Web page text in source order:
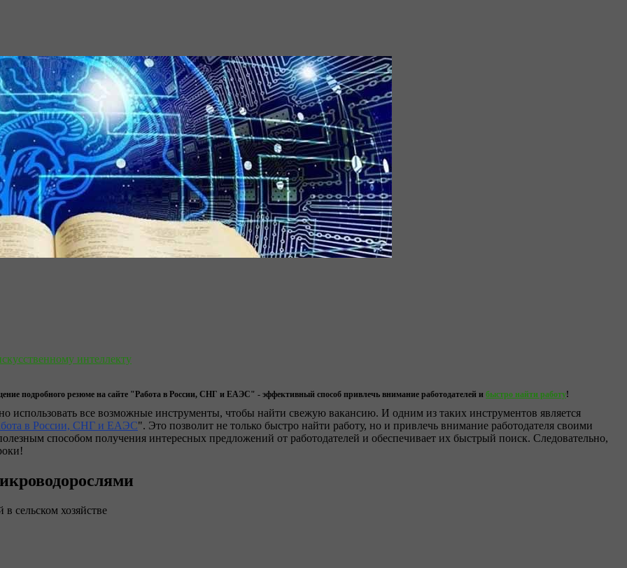
интеллекту
подробного резюме на сайте "Работа в России, СНГ и ЕАЭС" - эффективный способ привлечь внимание работодателей и быстро найти работу!
использовать все возможные инструменты, чтобы найти свежую вакансию. И одним из таких инструментов является
в России, СНГ и ЕАЭС". Это позволит не только быстро найти работу, но и привлечь внимание работодателя своими
способом получения интересных предложений от работодателей и обеспечивает их быстрый поиск. Следовательно,
сельском хозяйстве